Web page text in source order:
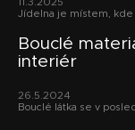
Jídelna je místem, kde
Bouclé
interiér
26.5.2024
Bouclé látka se v